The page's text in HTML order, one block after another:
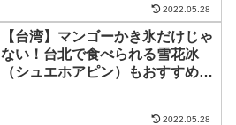
2022.05.28
【台湾】マンゴーかき氷だけじゃ
ない！台北で食べられる雪花冰
（シュエホアピン）もおすすめ
2022.05.28